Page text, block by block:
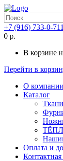
+7 (916) 733-0-711
0 р.
В корзине
Перейти в
О компании
Каталог
Оплата и